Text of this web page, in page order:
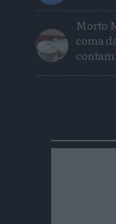
Morto
coma